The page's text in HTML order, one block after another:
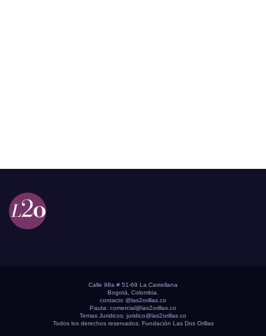
Calle 98a # 51-69 La Castellana
Bogotá, Colombia.
contacto @las2orillas.co
Pauta: comercial@las2orillas.co
Temas Juridicos: juridico@las2orillas.co
Todos los derechos reservados. Fundación Las Dos Orillas